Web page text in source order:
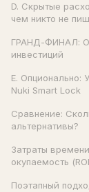
D. Скрытые
чем никто не
ГРАНД-ФИНАЛ:
инвестиций
E. Опционально:
Nuki Smart Lock
Сравнение:
альтернативы?
Затраты
окупаемость
Поэтапный